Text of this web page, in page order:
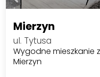
Mierzyn
ul. Tytusa
Wygodne mieszkanie
Mierzyn